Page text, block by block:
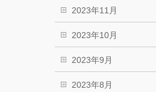
2023年11月
2023年10月
2023年9月
2023年8月